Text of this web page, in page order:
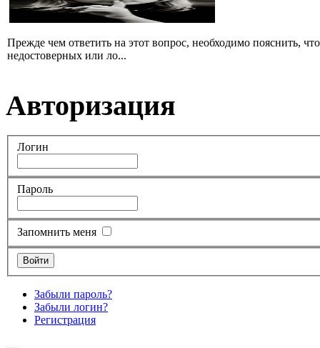
Прежде чем ответить на этот вопрос, необходимо пояснить,
недостоверных или ло...
Авторизация
Логин
Пароль
Запомнить меня
Забыли пароль?
Забыли логин?
Регистрация